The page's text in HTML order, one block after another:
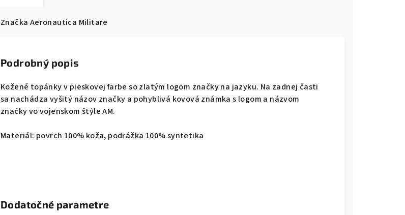
Značka Aeronautica Militare
Podrobný popis
Kožené topánky v pieskovej farbe so zlatým logom značky na jazyku. Na zadnej časti
sa nachádza vyšitý názov značky a pohyblivá kovová známka s logom a názvom
značky vo vojenskom štýle AM.
Materiál: povrch 100% koža, podrážka 100% syntetika
Dodatočné parametre